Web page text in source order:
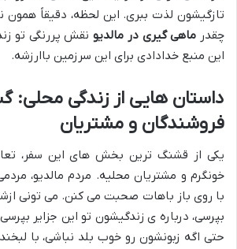
تازگیشون لذت ببری. این لحظه، دقیقاً
چقدر ماهی گیری در مالدیو نقش پررنگی تو
این منبع خدادادی برای این سرزمین باارزشه.
داستان هایی از زندگی محلی:
فروشندگان و مشتریان
یکی از قشنگ ترین بخش های این سفر،
خونگرم و مشتریان محلیه. مردم مالدیو،
با روی باز باهات صحبت می کنن. می تونی
بپرسی، درباره ی زندگیشون تو این جزایر
حتی اگه زبونشون رو خوب بلد نباشی، با